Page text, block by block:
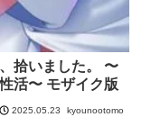
拾いました。 〜
活〜 モザイク版
2025.05.23 kyounootomo